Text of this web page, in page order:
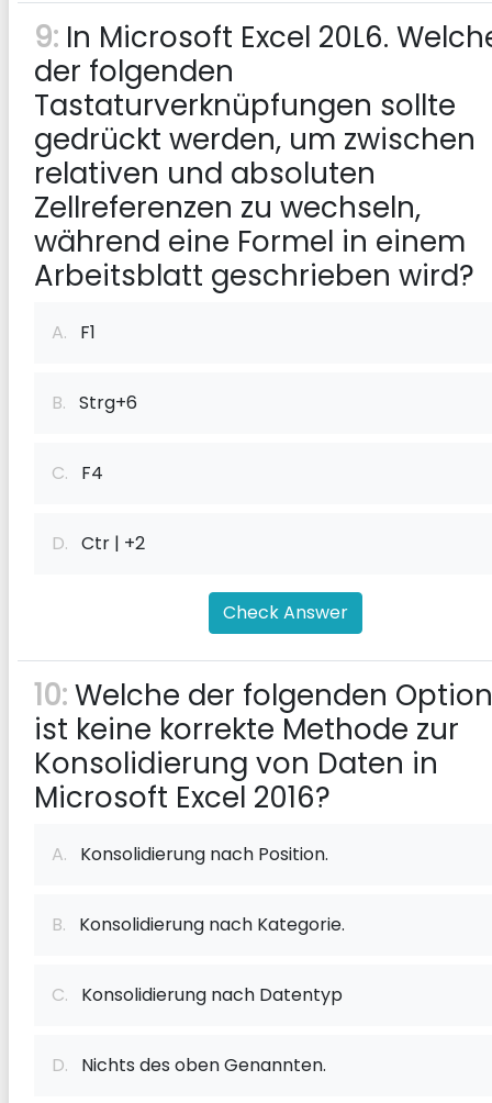
9: In Microsoft Excel 20L6.
der folgenden
Tastaturverknüpfungen sollte
gedrückt werden, um zwischen
relativen und absoluten
Zellreferenzen zu wechseln,
während eine Formel in einem
Arbeitsblatt geschrieben wird?
A. F1
B. Strg+6
C. F4
D. Ctr | +2
Check Answer
10:Welche der folgenden
ist keine korrekte Methode zur
Konsolidierung von Daten in
Microsoft Excel 2016?
A. Konsolidierung nach Position.
B. Konsolidierung nach Kategorie.
C. Konsolidierung nach Datentyp
D. Nichts des oben Genannten.